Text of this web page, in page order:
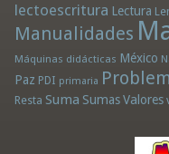
lectoescritura Lectura
Manualidades
Máquinas didácticas México
Paz PDI primaria
Resta Suma Sumas Valores